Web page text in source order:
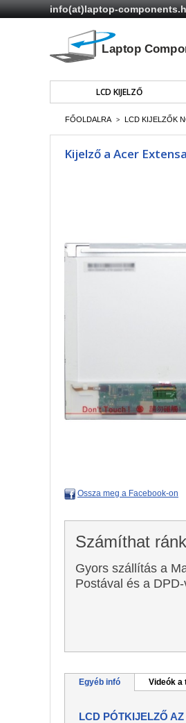
info(at)laptop-
LCD KIJELZŐ
FŐOLDALRA > LCD KIJELZŐK
Kijelző a Acer
Ossza meg a Facebook-on
Számíthat
Gyors szállítás a
Postával és a DPD-
Egyéb infó Videók a
LCD PÓTKIJELZŐ